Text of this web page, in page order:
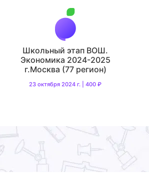
Школьный этап ВОШ.
Экономика 2024-2025
г.Москва (77 регион)
23 октября 2024 г. | 400 ₽